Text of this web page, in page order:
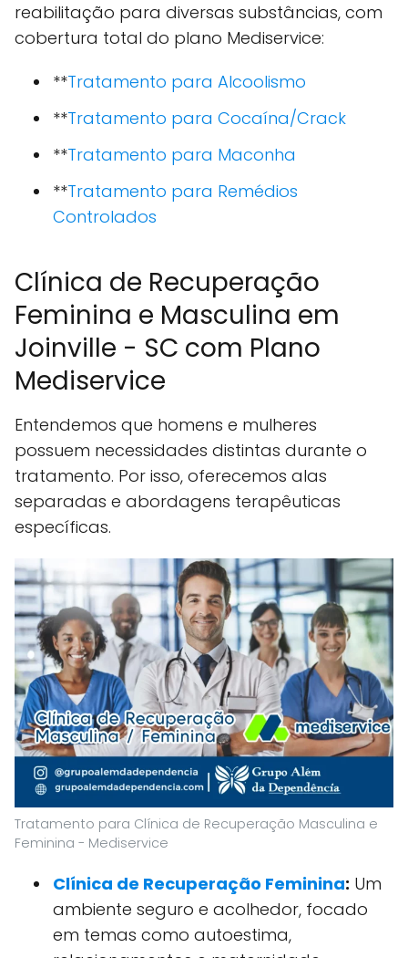
reabilitação para diversas substâncias, com
cobertura total do plano Mediservice:
**Tratamento para Alcoolismo
**Tratamento para Cocaína/Crack
**Tratamento para Maconha
**Tratamento para Remédios
Controlados
Clínica de Recuperação
Feminina e Masculina em
Joinville - SC com Plano
Mediservice
Entendemos que homens e mulheres
possuem necessidades distintas durante o
tratamento. Por isso, oferecemos alas
separadas e abordagens terapêuticas
específicas.
Tratamento para Clínica de Recuperação Masculina e
Feminina - Mediservice
Clínica de Recuperação Feminina: Um
ambiente seguro e acolhedor, focado
em temas como autoestima,